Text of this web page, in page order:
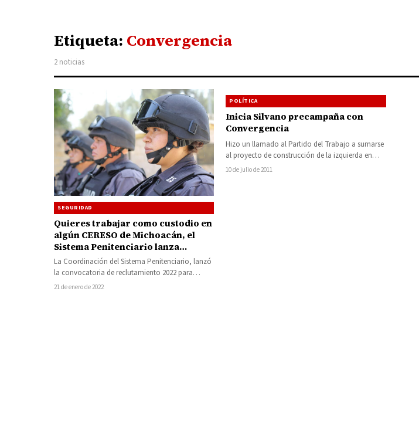
Etiqueta: Convergencia
2 noticias
SEGURIDAD
Quieres trabajar como custodio en
algún CERESO de Michoacán, el
Sistema Penitenciario lanza
convocatoria de reclutamiento
2022
La Coordinación del Sistema Penitenciario, lanzó
la convocatoria de reclutamiento 2022 para
hombres y mujeres con alta vocación de
21 de enero de 2022
POLÍTICA
Inicia Silvano precampaña con
Convergencia
Hizo un llamado al Partido del Trabajo a sumarse
al proyecto de construcción de la izquierda en
Michoacán Morelia, Michoacán.-…
10 de julio de 2011